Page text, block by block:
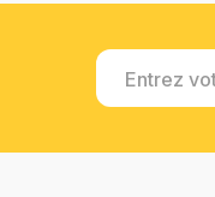
Entrez